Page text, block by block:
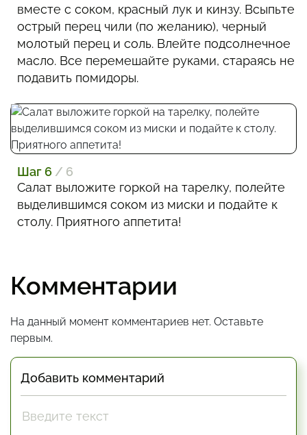
вместе с соком, красный лук и кинзу. Всыпьте
острый перец чили (по желанию), черный
молотый перец и соль. Влейте подсолнечное
масло. Все перемешайте руками, стараясь не
подавить помидоры.
Шаг 6 / 6
Салат выложите горкой на тарелку, полейте
выделившимся соком из миски и подайте к
столу. Приятного аппетита!
Комментарии
На данный момент комментариев нет. Оставьте
первым.
Добавить комментарий